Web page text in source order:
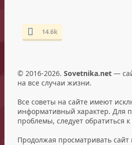
14.6k
© 2016-2026. Sovetnika.net—
на все случаи жизни.
Все советы на сайте имеют
информативный характер. Для
проблемы, следует обратиться
Продолжая просматривать